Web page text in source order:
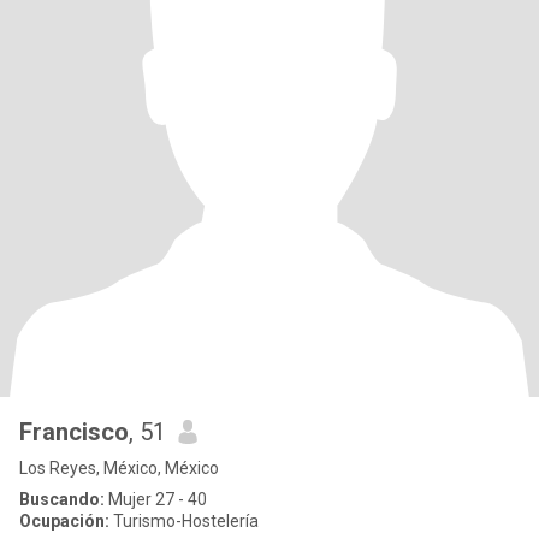
Francisco, 51
Los Reyes, México, México
Buscando: Mujer 27 - 40
Ocupación: Turismo-Hostelería